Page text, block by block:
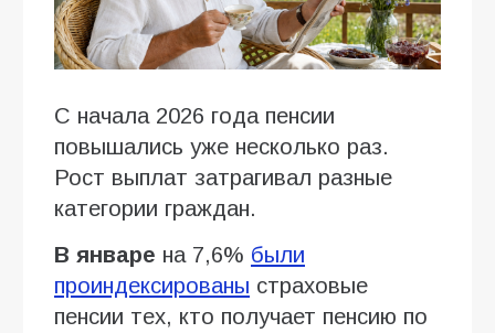
С начала 2026 года пенсии
повышались уже несколько раз.
Рост выплат затрагивал разные
категории граждан.
В январе на 7,6% были
проиндексированы страховые
пенсии тех, кто получает пенсию по